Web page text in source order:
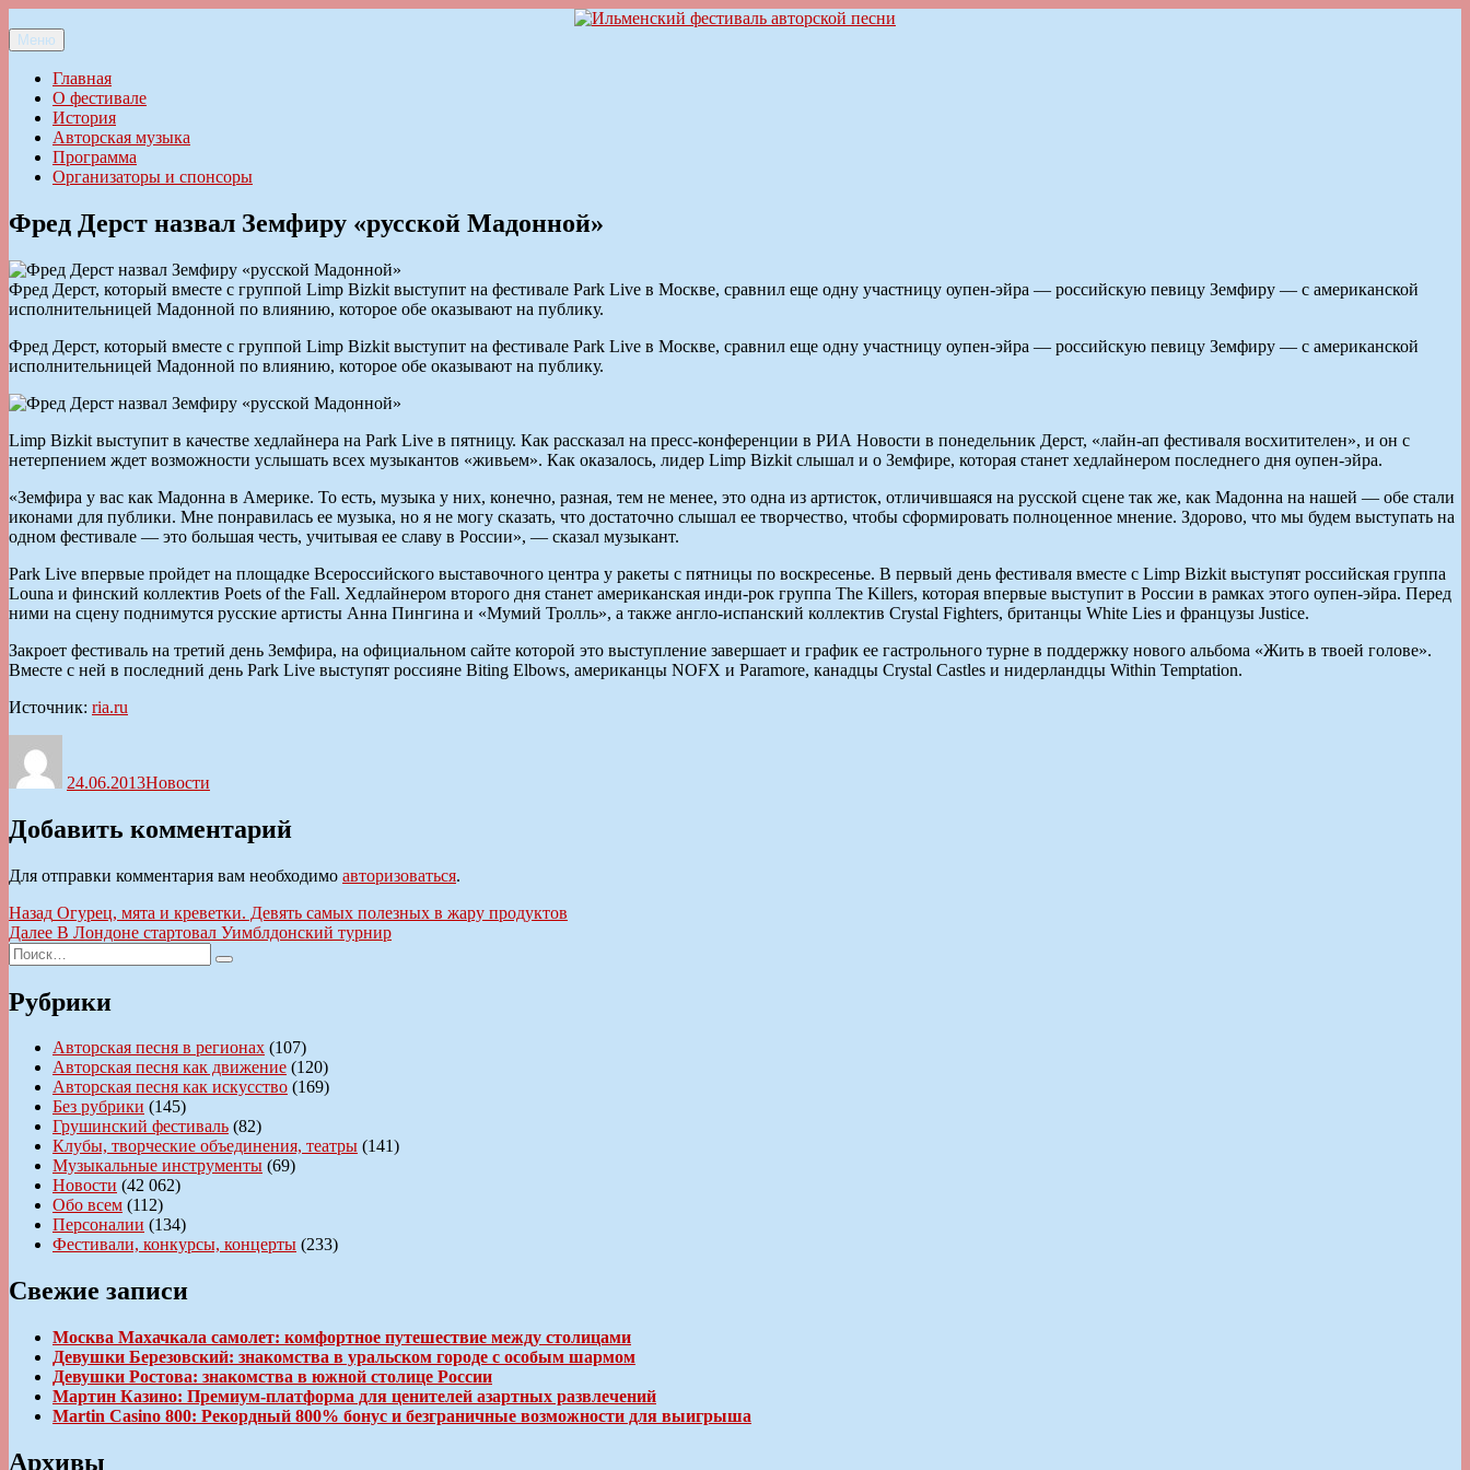
к
содержимому
Ильменский фестиваль авторской песни
Меню
Главная
О фестивале
История
Авторская музыка
Программа
Организаторы и спонсоры
Фред Дерст назвал Земфиру «русской Мадонной»
Фред Дерст, который вместе с группой Limp Bizkit выступит на фестивале Park Live в Москве, сравнил еще одну участницу оупен-эйра — российскую певицу Земфиру — с американской
исполнительницей Мадонной по влиянию, которое обе оказывают на публику.
Фред Дерст, который вместе с группой Limp Bizkit выступит на фестивале Park Live в Москве, сравнил еще одну участницу оупен-эйра — российскую певицу Земфиру — с американской
исполнительницей Мадонной по влиянию, которое обе оказывают на публику.
Limp Bizkit выступит в качестве хедлайнера на Park Live в пятницу. Как рассказал на пресс-конференции в РИА Новости в понедельник Дерст, «лайн-ап фестиваля восхитителен», и он с
нетерпением ждет возможности услышать всех музыкантов «живьем». Как оказалось, лидер Limp Bizkit слышал и о Земфире, которая станет хедлайнером последнего дня оупен-эйра.
«Земфира у вас как Мадонна в Америке. То есть, музыка у них, конечно, разная, тем не менее, это одна из артисток, отличившаяся на русской сцене так же, как Мадонна на нашей — обе стали
иконами для публики. Мне понравилась ее музыка, но я не могу сказать, что достаточно слышал ее творчество, чтобы сформировать полноценное мнение. Здорово, что мы будем выступать на
одном фестивале — это большая честь, учитывая ее славу в России», — сказал музыкант.
Park Live впервые пройдет на площадке Всероссийского выставочного центра у ракеты с пятницы по воскресенье. В первый день фестиваля вместе с Limp Bizkit выступят российская группа
Louna и финский коллектив Poets of the Fall. Хедлайнером второго дня станет американская инди-рок группа The Killers, которая впервые выступит в России в рамках этого оупен-эйра. Перед
ними на сцену поднимутся русские артисты Анна Пингина и «Мумий Тролль», а также англо-испанский коллектив Crystal Fighters, британцы White Lies и французы Justice.
Закроет фестиваль на третий день Земфира, на официальном сайте которой это выступление завершает и график ее гастрольного турне в поддержку нового альбома «Жить в твоей голове».
Вместе с ней в последний день Park Live выступят россияне Biting Elbows, американцы NOFX и Paramore, канадцы Crystal Castles и нидерландцы Within Temptation.
Источник: ria.ru
24.06.2013Новости
Добавить комментарий
Для отправки комментария вам необходимо авторизоваться.
Навигация
по
записям
Назад Предыдущая
запись:
Огурец, мята и креветки. Девять самых полезных в жару продуктов
Далее Следующая
В Лондоне стартовал Уимблдонский турнир
Искать:
Поиск
Рубрики
Авторская песня в регионах (107)
Авторская песня как движение (120)
Авторская песня как искусство (169)
Без рубрики (145)
Грушинский фестиваль (82)
Клубы, творческие объединения, театры (141)
Музыкальные инструменты (69)
Новости (42 062)
Обо всем (112)
Персоналии (134)
Фестивали, конкурсы, концерты (233)
Свежие записи
Москва Махачкала самолет: комфортное путешествие между столицами
Девушки Березовский: знакомства в уральском городе с особым шармом
Девушки Ростова: знакомства в южной столице России
Мартин Казино: Премиум-платформа для ценителей азартных развлечений
Martin Casino 800: Рекордный 800% бонус и безграничные возможности для выигрыша
Архивы